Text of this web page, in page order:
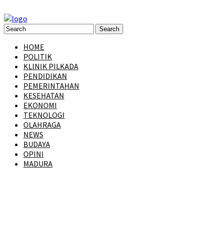
HOME
POLITIK
KLINIK PILKADA
PENDIDIKAN
PEMERINTAHAN
KESEHATAN
EKONOMI
TEKNOLOGI
OLAHRAGA
NEWS
BUDAYA
OPINI
MADURA